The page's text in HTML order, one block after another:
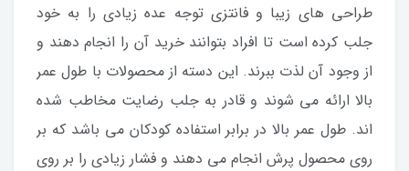
طراحی های زیبا و فانتزی توجه عده زیادی را به خود
جلب کرده است تا افراد بتوانند خرید آن را انجام دهند و
از وجود آن لذت ببرند. این دسته از محصولات با طول عمر
بالا ارائه می شوند و قادر به جلب رضایت مخاطب شده
اند. طول عمر بالا در برابر استفاده کودکان می باشد که بر
روی محصول پرش انجام می دهند و فشار زیادی را بر روی